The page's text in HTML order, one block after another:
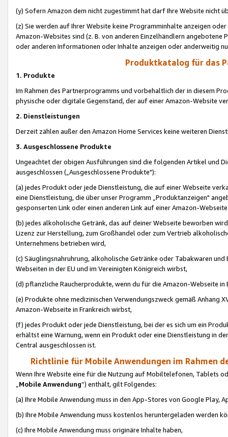
(y) Sofern Amazon dem nicht zugestimmt hat darf Ihre Website nicht
(z) Sie werden auf Ihrer Website keine Programminhalte anzeigen
Amazon-Websites sind (z. B. von anderen Einzelhändlern
oder anderen Informationen oder Inhalte anzeigen oder anderweitig
Produktkatalog für das
1. Produkte
Im Rahmen des Partnerprogramms und vorbehaltlich der in diesem
physische oder digitale Gegenstand, der auf einer Amazon-Website
2. Dienstleistungen
Derzeit zählen außer den Amazon Home Services keine weiteren
3. Ausgeschlossene Produkte
Ungeachtet der obigen Ausführungen sind die folgenden Artikel und
ausgeschlossen („Ausgeschlossene Produkte"):
(a) jedes Produkt oder jede Dienstleistung, die auf einer Webseite
eine Dienstleistung, die über unser Programm „Produktanzeigen"
gesponserten Link oder einen anderen Link auf einer Amazon-
(b) jedes alkoholische Getränk, das auf deiner Webseite beworben
Lizenz zur Herstellung, zum Großhandel oder zum Vertrieb
Unternehmens betrieben wird,
(c) Säuglingsnahruhrung, alkoholische Getränke oder Tabakwaren
Webseiten in der EU und im Vereinigten Königreich wirbst,
(d) pflanzliche Raucherprodukte, wenn du für die Amazon-Webseite in
(e) Produkte ohne medizinischen Verwendungszweck gemäß Anhang
Amazon-Webseite in Frankreich wirbst,
(f) jedes Produkt oder jede Dienstleistung, bei der es sich um ein
erhältst eine Warnung, wenn ein Produkt oder eine Dienstleistung in
Central ausgeschlossen ist.
Richtlinie für Mobile Anwendungen im Rahmen
Wenn Ihre Website eine für die Nutzung auf Mobiltelefonen, Tablets
„Mobile Anwendung“) enthält, gilt Folgendes:
(a) Ihre Mobile Anwendung muss in den App-Stores von Google Play,
(b) Ihre Mobile Anwendung muss kostenlos heruntergeladen werden
(c) Ihre Mobile Anwendung muss originäre Inhalte haben,